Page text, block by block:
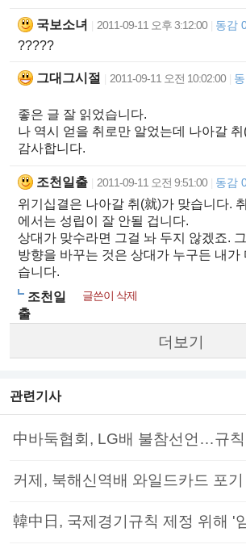
국보소녀 2011-09-11 오후 3:12:00 동감
?????
그대그시절 2011-09-11 오전 10:02:00
좋은 글 잘 읽었습니다.
나 역시 얻을 취로만 알었는데 나아갈
감사합니다.
조천일출 2011-09-11 오전 9:51:00 동감
위기십결은 나아갈 취(就)가 맞습니다.
에서는 성립이 잘 안될 겁니다.
상대가 맞수라면 그걸 놔 두지 않겠죠.
방향을 바꾸는 것은 상대가 누구든 내가
습니다.
조천일
출
글쓴이 삭제
더보기
관련기사
中바둑협회, LG배 불참선언…규칙
커제, 북해신역배 와일드카드 포기
韓中日, 국제경기규칙 제정 위해 '